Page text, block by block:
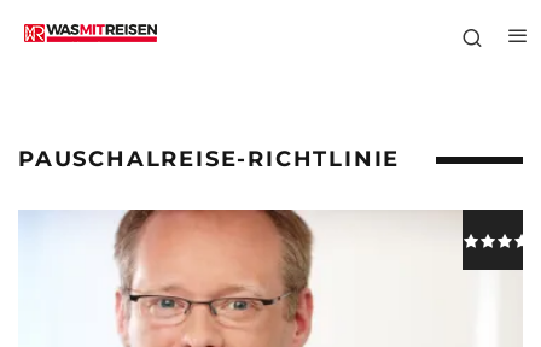
PAUSCHALREISE-RICHTLINIE